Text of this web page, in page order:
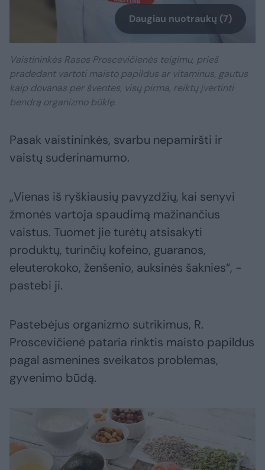
Daugiau nuotraukų (7)
Vaistininkės Rasos Proscevičienės teigimu, prieš
pradedant vartoti maisto papildus ar vitaminus, gautus
kaip dovanas per šventes, visų pirma, reiktų įvertinti
bendrą organizmo būklę.
Pasak vaistininkės, svarbu nepamiršti ir
vaistų suderinamumo.
„Vienas iš ryškiausių pavyzdžių, kai senyvi
žmonės vartoja spaudimą mažinančius
vaistus. Tuomet jie turėtų atsisakyti
produktų, turinčių kofeino, guaranos,
eleuterokoko, ženšenio, auksinės šaknies“, -
pastebi ji.
Pastebėjus organizmo sutrikimus, R.
Proscevičienė pataria rinktis maisto papildus
pagal asmenines sveikatos problemas,
gyvenimo būdą.